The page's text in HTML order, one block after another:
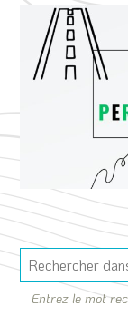
Entrez le mot